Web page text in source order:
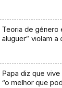
Teoria de género
aluguer” violam a
Papa diz que
“o melhor que